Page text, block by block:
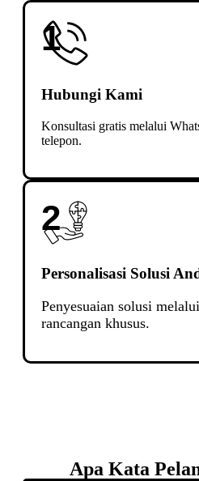
Hubungi Kami
Konsultasi gratis melalui
telepon.
1
Personalisasi Solusi
Penyesuaian solusi
rancangan khusus.
2
Apa Kata